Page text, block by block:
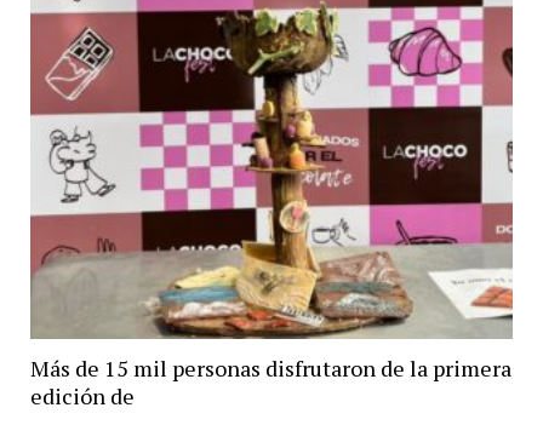
Más de 15 mil personas disfrutaron de la primera
edición de